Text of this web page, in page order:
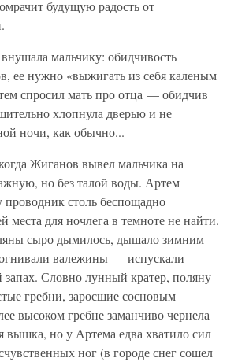
будущую радость от
мальчику: обидчивость
ее нужно «выжигать из себя каленым
спросил мать про отца — обидчив
хлопнула дверью и не
ночи, как обычно...
Жиганов вывел мальчика на
но без талой воды. Артем
проводник столь беспощадно
для ночлега в темноте не найти.
сыро дымилось, дышало зимним
валежины — испускали
запах. Словно лунный кратер, поляну
гребни, заросшие сосновым
высоком гребне заманчиво чернела
вышка, но у Артема едва хватило сил
ног (в городе снег сошел